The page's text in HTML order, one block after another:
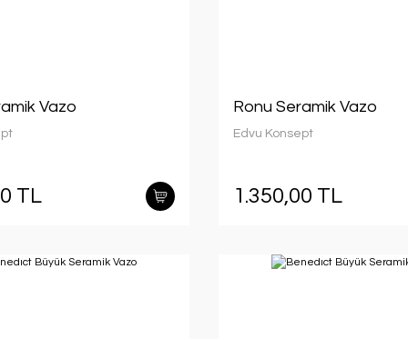
Vazo
TL
Ronu Seramik Vazo
Edvu Konsept
1.350,00 TL